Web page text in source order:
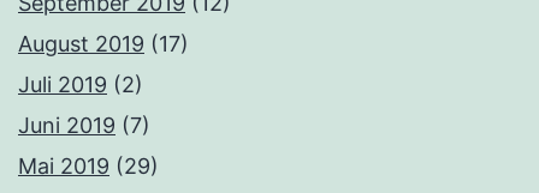
August 2019 (17)
Juli 2019 (2)
Juni 2019 (7)
Mai 2019 (29)